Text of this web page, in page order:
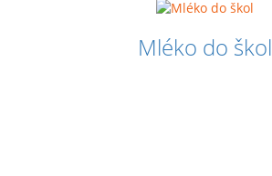
Mléko do škol